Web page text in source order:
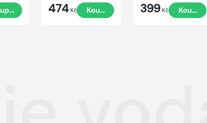
474 Kč Koupit 399 Kč Koupit